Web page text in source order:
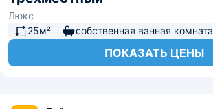
Люкс
25м²
собственная ванная комната
ПОКАЗАТЬ ЦЕНЫ